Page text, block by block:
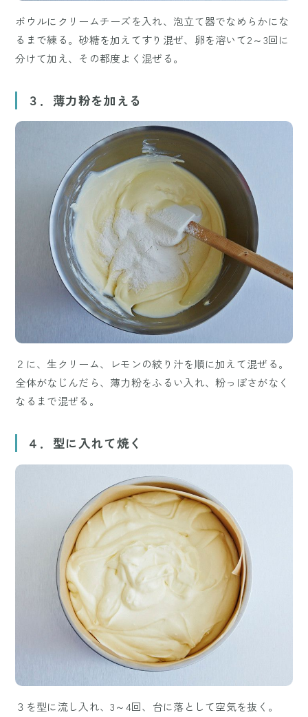
ボウルにクリームチーズを入れ、泡立て器でなめらかにな
るまで練る。砂糖を加えてすり混ぜ、卵を溶いて2～3回に
分けて加え、その都度よく混ぜる。
３．薄力粉を加える
２に、生クリーム、レモンの絞り汁を順に加えて混ぜる。
全体がなじんだら、薄力粉をふるい入れ、粉っぽさがなく
なるまで混ぜる。
４．型に入れて焼く
３を型に流し入れ、3～4回、台に落として空気を抜く。